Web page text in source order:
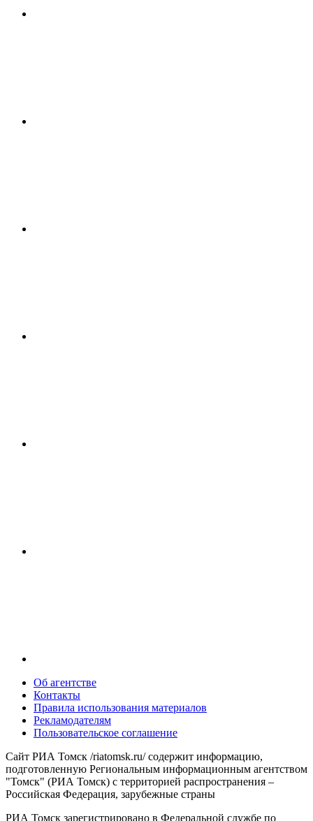
Об агентстве
Контакты
Правила использования материалов
Рекламодателям
Пользовательское соглашение
Сайт РИА Томск /riatomsk.ru/ содержит информацию,
подготовленную Региональным информационным агентством
"Томск" (РИА Томск) с территорией распространения –
Российская Федерация, зарубежные страны
РИА Томск зарегистрировано в Федеральной службе по